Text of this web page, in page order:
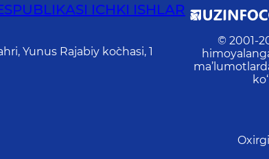
ICHKI ISHLАR
Yunus Rаjаbiy ko`chаsi, 1
© 2001-